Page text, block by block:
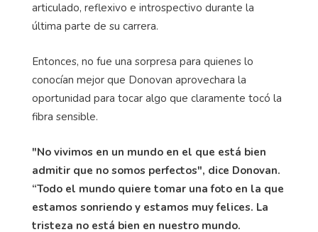
articulado, reflexivo e introspectivo durante la
última parte de su carrera.
Entonces, no fue una sorpresa para quienes lo
conocían mejor que Donovan aprovechara la
oportunidad para tocar algo que claramente tocó la
fibra sensible.
"No vivimos en un mundo en el que está bien
admitir que no somos perfectos", dice Donovan.
“Todo el mundo quiere tomar una foto en la que
estamos sonriendo y estamos muy felices. La
tristeza no está bien en nuestro mundo.